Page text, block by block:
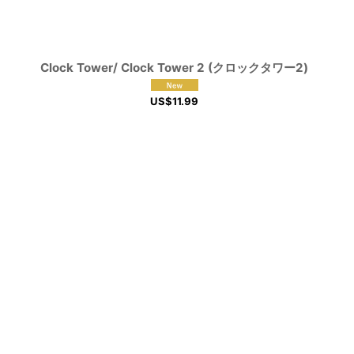
Clock Tower/ Clock Tower 2 (クロックタワー2)
US$11.99